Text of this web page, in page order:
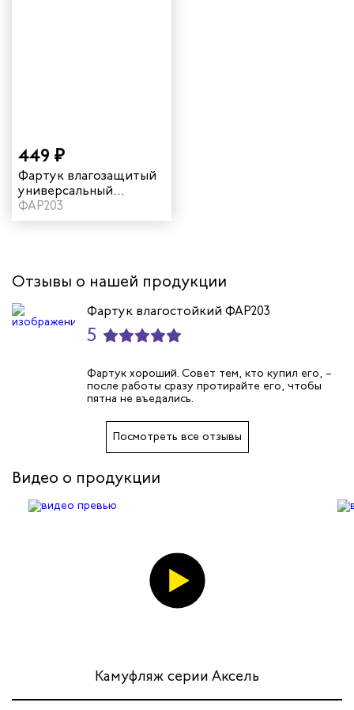
449 ₽
Фартук влагозащитый
универсальный
удлиненный цвет
розовый
ФАР203
Отзывы о нашей продукции
Фартук влагостойкий ФАР203
5
Фартук хороший. Совет тем, кто купил его, –
после работы сразу протирайте его, чтобы
пятна не въедались.
Посмотреть все отзывы
Видео о продукции
Камуфляж серии Аксель